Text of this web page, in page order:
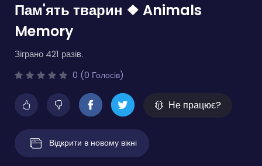
Пам'ять тварин ❖ Animals
Memory
Зіграно 421 разів.
0 (0 Голосів)
Не працює?
Відкрити в новому вікні